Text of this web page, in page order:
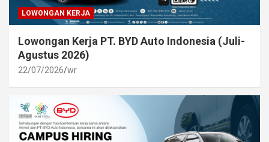
LOWONGAN KERJA
Lowongan Kerja PT. BYD Auto Indonesia (Juli-
Agustus 2026)
22/07/2026 wr